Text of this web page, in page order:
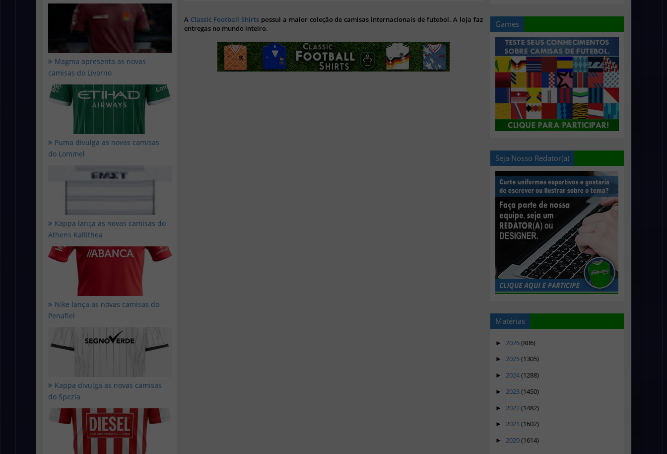
Magma apresenta as novas
camisas do Livorno
Puma divulga as novas camisas
do Lommel
Kappa lança as novas camisas do
Athens Kallithea
Nike lança as novas camisas do
Penafiel
Kappa divulga as novas camisas
do Spezia
A Classic Football Shirts possui a maior coleção de camisas internacionais de futebol. A loja faz
entregas no mundo inteiro.
Games
Seja Nosso Redator(a)
Matérias
► 2026(806)
► 2025(1305)
► 2024(1288)
► 2023(1450)
► 2022(1482)
► 2021 (1602)
► 2020(1614)